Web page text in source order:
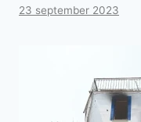
23 september 2023